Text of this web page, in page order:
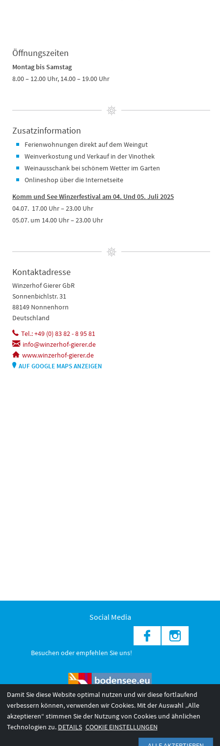
Öffnungszeiten
Montag bis Samstag
8.00 – 12.00 Uhr, 14.00 – 19.00 Uhr
Zusatzinformation
Ferienwohnungen direkt auf dem Weingut
Weinverkostung und Verkauf in der Vinothek
Weinausschank bei schönem Wetter im Garten
Onlineshop über die Internetseite
Komm und See Winzerfestival am 04. Und 05. Juli 2025
04.07. 17.00 Uhr – 23.00 Uhr
05.07. um 14.00 Uhr – 23.00 Uhr
Kontaktadresse
Winzerhof Gierer GbR
Sonnenbichlstr. 31
88149 Nonnenhorn
Deutschland
Tel.: +49 (0) 83 82 - 8 95 81
info@winzerhof-gierer.de
www.winzerhof-gierer.de
AUF GOOGLE MAPS ANZEIGEN
Social Media
Besuchen oder empfehlen Sie uns!
© 2026 Internationale Bodensee Tourismus GmbH
Damit Sie diese Website optimal nutzen und wir diese fortlaufend
verbessern können, verwenden wir Cookies. Mit der Auswahl „Alle
akzeptieren“ stimmen Sie der Nutzung von Cookies und ähnlichen
Technologien zu. DETAILS COOKIE EINSTELLUNGEN